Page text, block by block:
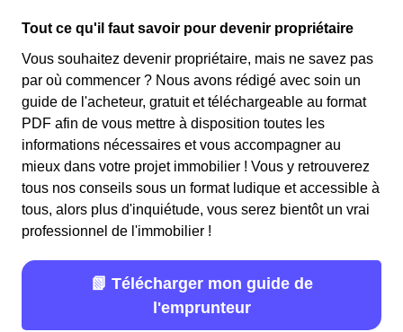
Tout ce qu'il faut savoir pour devenir propriétaire
Vous souhaitez devenir propriétaire, mais ne savez pas
par où commencer ? Nous avons rédigé avec soin un
guide de l'acheteur, gratuit et téléchargeable au format
PDF afin de vous mettre à disposition toutes les
informations nécessaires et vous accompagner au
mieux dans votre projet immobilier ! Vous y retrouverez
tous nos conseils sous un format ludique et accessible à
tous, alors plus d'inquiétude, vous serez bientôt un vrai
professionnel de l'immobilier !
📗 Télécharger mon guide de
l'emprunteur